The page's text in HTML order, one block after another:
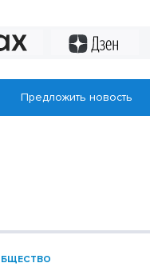
Предложить новость